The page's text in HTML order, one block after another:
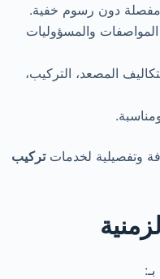
دون رسوم خفية.
والمسؤوليات
المصعد، التركيب،
وتفصيلية لخدماتتركيب